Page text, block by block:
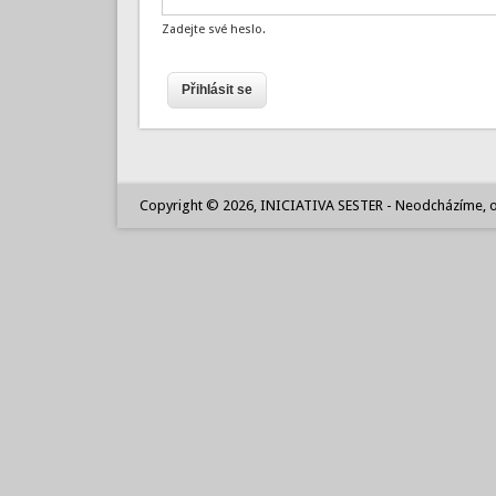
Zadejte své heslo.
Copyright © 2026, INICIATIVA SESTER - Neodcházíme,